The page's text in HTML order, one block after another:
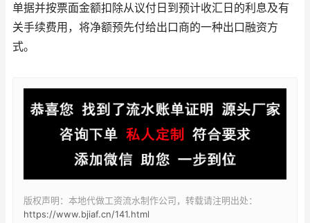
单据并按票面金额扣除从议付日到预计收汇日的利息及有
关手续费用，将净额预先付给出口商的一种出口融资方
式。
版权声明：本地代做工资流水制作公司，转载请注明出处：
https://www.bjiaf.cn/141.html